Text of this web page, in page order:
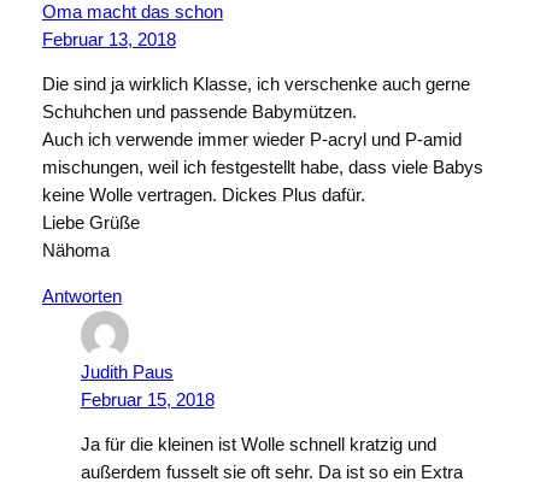
Oma macht das schon
Februar 13, 2018
Die sind ja wirklich Klasse, ich verschenke auch gerne
Schuhchen und passende Babymützen.
Auch ich verwende immer wieder P-acryl und P-amid
mischungen, weil ich festgestellt habe, dass viele Babys
keine Wolle vertragen. Dickes Plus dafür.
Liebe Grüße
Nähoma
Antworten
Judith Paus
Februar 15, 2018
Ja für die kleinen ist Wolle schnell kratzig und
außerdem fusselt sie oft sehr. Da ist so ein Extra